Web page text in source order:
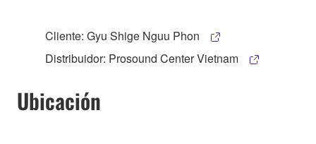
Cliente: Gyu Shige Nguu Phon
Distribuidor: Prosound Center Vietnam
Ubicación